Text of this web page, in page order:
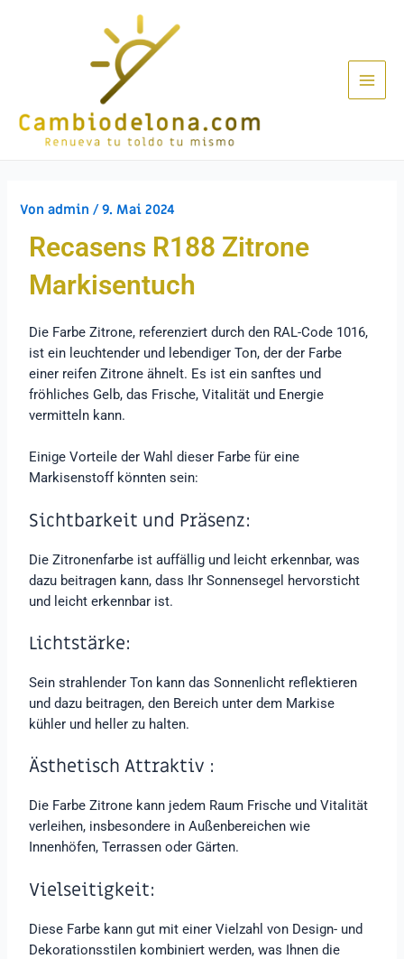
Vonadmin/9. Mai 2024
Recasens R188 Zitrone
Markisentuch
Die Farbe Zitrone, referenziert durch den RAL-Code 1016,
ist ein leuchtender und lebendiger Ton, der der Farbe
einer reifen Zitrone ähnelt. Es ist ein sanftes und
fröhliches Gelb, das Frische, Vitalität und Energie
vermitteln kann.
Einige Vorteile der Wahl dieser Farbe für eine
Markisenstoff könnten sein:
Sichtbarkeit und Präsenz:
Die Zitronenfarbe ist auffällig und leicht erkennbar, was
dazu beitragen kann, dass Ihr Sonnensegel hervorsticht
und leicht erkennbar ist.
Lichtstärke:
Sein strahlender Ton kann das Sonnenlicht reflektieren
und dazu beitragen, den Bereich unter dem Markise
kühler und heller zu halten.
Ästhetisch Attraktiv :
Die Farbe Zitrone kann jedem Raum Frische und Vitalität
verleihen, insbesondere in Außenbereichen wie
Innenhöfen, Terrassen oder Gärten.
Vielseitigkeit:
Diese Farbe kann gut mit einer Vielzahl von Design- und
Dekorationsstilen kombiniert werden, was Ihnen die